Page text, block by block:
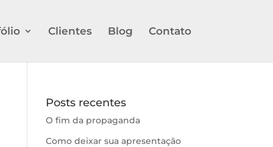
Clientes Blog Contato
Posts recentes
O fim da propaganda
Como deixar sua apresentação